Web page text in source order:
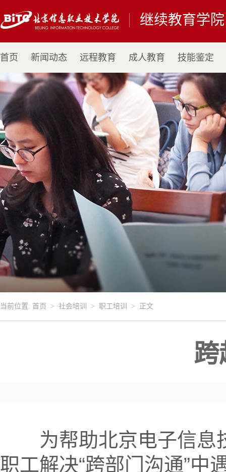
继续教育学院
首页 新闻动态 远程教育 成人教育 技能鉴定
当前位置: 首页 > 社会培训 > 职工培训 > 正文
跨
为帮助北京电子信息
职工解决“跨部门沟通”中